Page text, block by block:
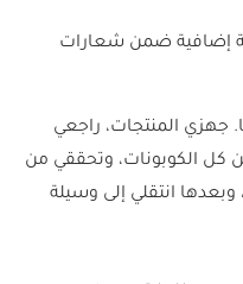
إضافية ضمن شعارات
جهزي المنتجات، راجعي
كل الكوبونات، وتحققي من
وبعدها انتقلي إلى وسيلة